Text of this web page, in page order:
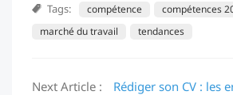
Tags: compétence compétences
marché du travail
tendances
Next Article :
Rédiger son CV : les